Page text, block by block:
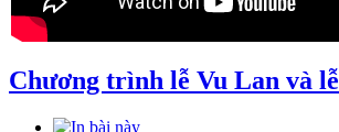
Chương trình lễ Vu Lan và